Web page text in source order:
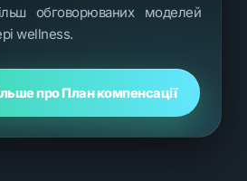
обговорюваних моделей
wellness.
про План компенсації